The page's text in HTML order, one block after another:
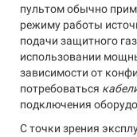
пультом обычно
режиму работы
подачи защитного
использовании
зависимости от
потребоваться
подключения
С точки зрения